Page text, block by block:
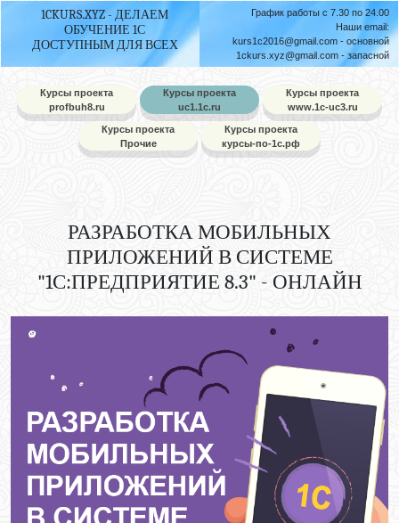
1CKURS.XYZ - ДЕЛАЕМ
ОБУЧЕНИЕ 1С
ДОСТУПНЫМ ДЛЯ ВСЕХ
График работы с 7.30 по 24.00
Наши email:
kurs1c2016@gmail.com - основной
1ckurs.xyz@gmail.com - запасной
Курсы проекта
profbuh8.ru
Курсы проекта
uc1.1c.ru
Курсы проекта
www.1c-uc3.ru
Курсы проекта
Прочие
Курсы проекта
курсы-по-1с.рф
РАЗРАБОТКА МОБИЛЬНЫХ
ПРИЛОЖЕНИЙ В СИСТЕМЕ
"1С:ПРЕДПРИЯТИЕ 8.3" - ОНЛАЙН